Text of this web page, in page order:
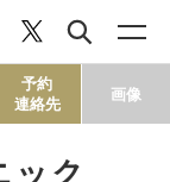
予約
連絡先
画像
ック